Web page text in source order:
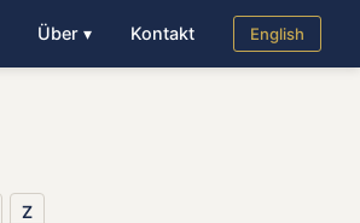
Über ▾ Kontakt English
Z